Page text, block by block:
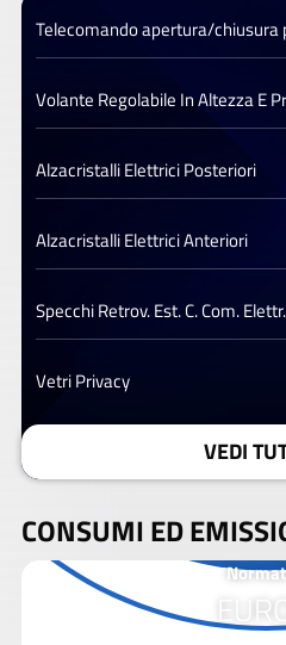
Telecomando apertura/chiusura
Volante Regolabile In Altezza E
Alzacristalli Elettrici Posteriori
Alzacristalli Elettrici Anteriori
Specchi Retrov. Est. C. Com.
Vetri Privacy
VEDI
CONSUMI ED